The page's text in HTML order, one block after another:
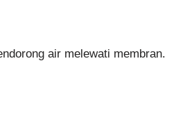
air melewati membran.